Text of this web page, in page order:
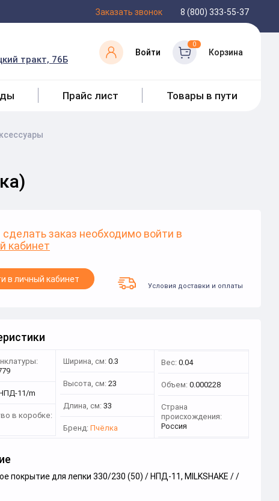
Заказать звонок 8 (800) 333-55-37
тракт, 76Б
Войти
0
Корзина
Прайс лист Товары в пути
заказ необходимо войти в
кабинет
в личный кабинет
Условия доставки и оплаты
11/m
в коробке:
Ширина, см: 0.3
Высота, см: 23
Длина, см: 33
Бренд: Пчёлка
Вес: 0.04
Объем: 0.000228
Страна
происхождения:
Россия
покрытие для лепки 330/230 (50) / НПД-11, MILKSHAKE / /